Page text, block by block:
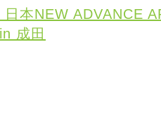
日本NEW ADVANCE
成田